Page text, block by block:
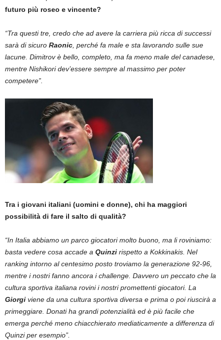
futuro più roseo e vincente?
“Tra questi tre, credo che ad avere la carriera più ricca di successi
sarà di sicuro Raonic , perché fa male e sta lavorando sulle sue
lacune. Dimitrov è bello, completo, ma fa meno male del canadese,
mentre Nishikori dev’essere sempre al massimo per poter
competere”.
Tra i giovani italiani (uomini e donne), chi ha maggiori
possibilità di fare il salto di qualità?
“In Italia abbiamo un parco giocatori molto buono, ma li roviniamo:
basta vedere cosa accade a Quinzi rispetto a Kokkinakis. Nel
ranking intorno al centesimo posto troviamo la generazione 92-96,
mentre i nostri fanno ancora i challenge. Davvero un peccato che la
cultura sportiva italiana rovini i nostri promettenti giocatori. La
Giorgi viene da una cultura sportiva diversa e prima o poi riuscirà a
primeggiare. Donati ha grandi potenzialità ed è più facile che
emerga perché meno chiacchierato mediaticamente a differenza di
Quinzi per esempio”.